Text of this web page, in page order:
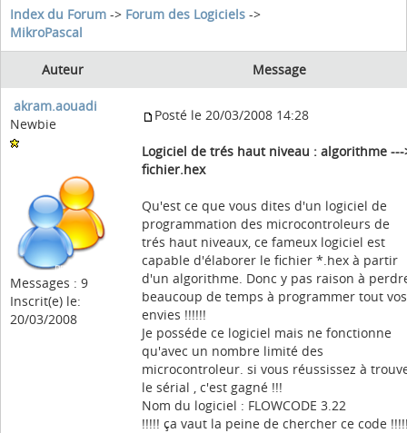
Index du Forum -> Forum des Logiciels ->
MikroPascal
Auteur Message
akram.aouadi
Newbie
Messages : 9
Inscrit(e) le:
20/03/2008
Posté le 20/03/2008 14:28
Logiciel de trés haut niveau : algorithme ---
fichier.hex
Qu'est ce que vous dites d'un logiciel de
programmation des microcontroleurs de
trés haut niveaux, ce fameux logiciel est
capable d'élaborer le fichier *.hex à partir
d'un algorithme. Donc y pas raison à
beaucoup de temps à programmer tout vos
envies !!!!!!
Je posséde ce logiciel mais ne fonctionne
qu'avec un nombre limité des
microcontroleur. si vous réussissez à
le sérial , c'est gagné !!!
Nom du logiciel : FLOWCODE 3.22
!!!!! ça vaut la peine de chercher ce code